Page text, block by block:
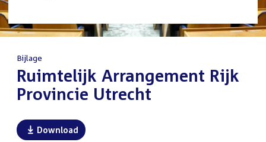
Bijlage
:Ruimtelijk Arrangement Rijk
Provincie Utrecht
Download